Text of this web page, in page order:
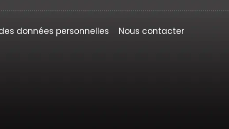
données personnelles Nous contacter